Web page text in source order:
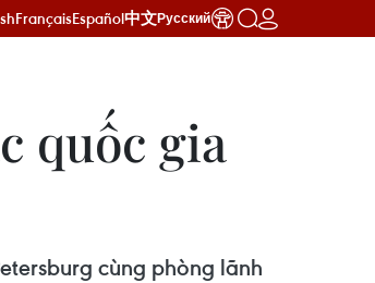
FrançaisEspañol中文Русский
quốc gia
cùng phòng lãnh